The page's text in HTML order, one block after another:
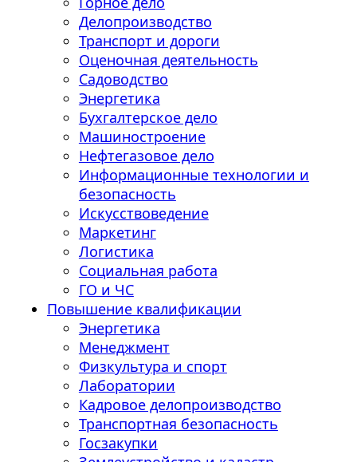
Делопроизводство
Транспорт и дороги
Оценочная деятельность
Садоводство
Энергетика
Бухгалтерское дело
Машиностроение
Нефтегазовое дело
Информационные технологии и
безопасность
Искусствоведение
Маркетинг
Логистика
Социальная работа
ГО и ЧС
Повышение квалификации
Энергетика
Менеджмент
Физкультура и спорт
Лаборатории
Кадровое делопроизводство
Транспортная безопасность
Госзакупки